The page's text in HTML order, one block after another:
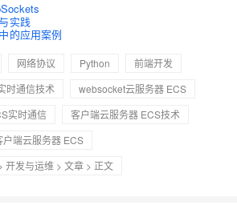
实践
的应用案例
网络协议 Python
前端开发
时通信技术
websocket云服务器 ECS
实时通信
客户端云服务器 ECS技术
端云服务器 ECS
开发与运维 > 文章 > 正文